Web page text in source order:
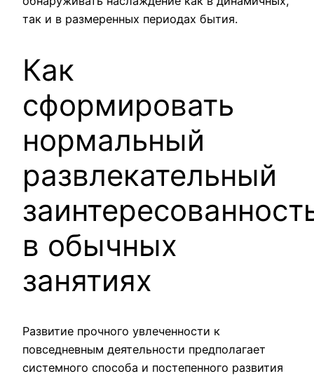
так и в размеренных периодах бытия.
Как
сформировать
нормальный
развлекательный
в обычных
занятиях
Развитие прочного увлеченности к
повседневным деятельности предполагает
системного способа и постепенного развития